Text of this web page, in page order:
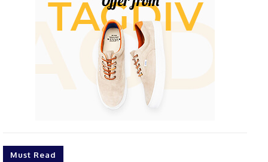
Must Read